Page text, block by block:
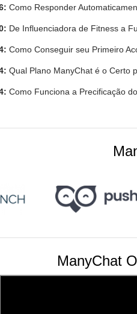
Como Responder
De Influenciadora de Fitness a
Como Conseguir seu Primeiro
Qual Plano ManyChat é o Certo
Como Funciona a Precificação
ManyChat